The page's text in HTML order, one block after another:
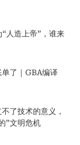
人造上帝”，谁来
了｜GBA编译
了技术的意义，
”文明危机